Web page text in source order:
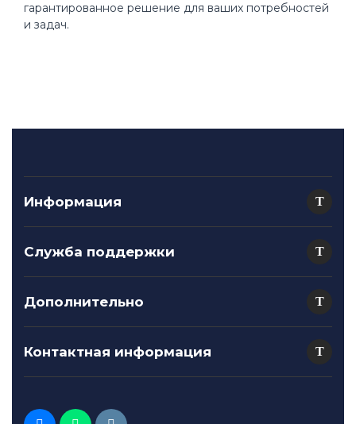
гарантированное решение для ваших потребностей
и задач.
Информация
Служба поддержки
Дополнительно
Контактная информация